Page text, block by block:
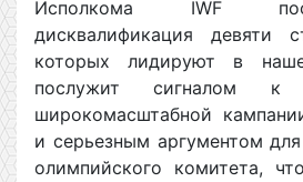
Исполкома IWF
дисквалификация девяти
которых лидируют в
послужит сигналом к
широкомасштабной
и серьезным аргументом
олимпийского комитета,